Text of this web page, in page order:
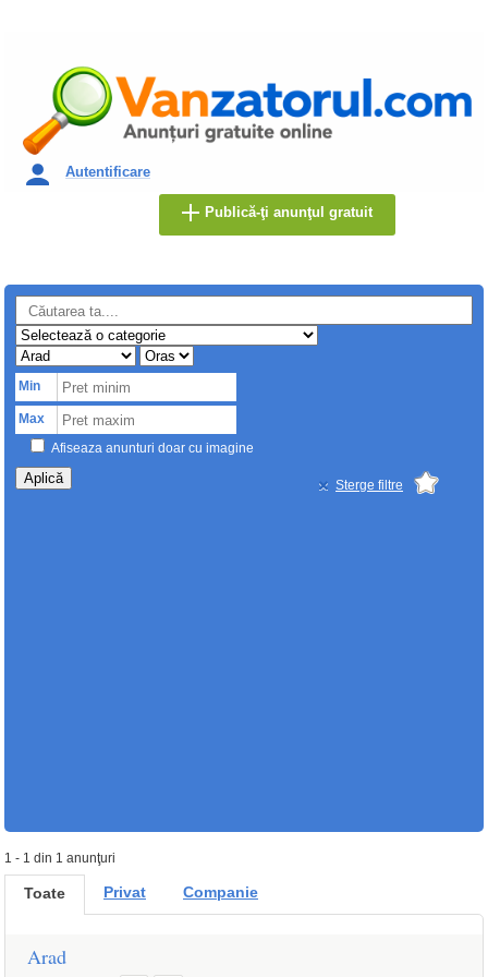
Autentificare
Publică-ţi anunţul gratuit
Min
Max
Afiseaza anunturi doar cu imagine
Aplică Sterge filtre
1 - 1 din 1 anunţuri
Toate Privat Companie
Arad